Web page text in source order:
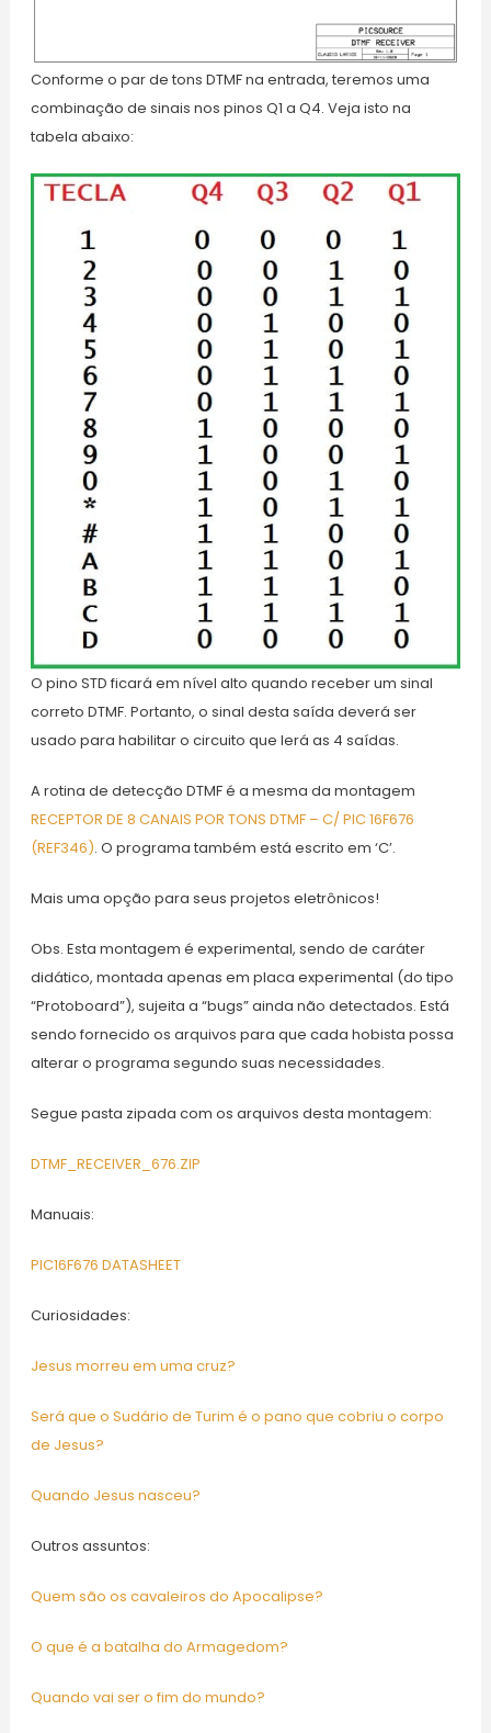
Conforme o par de tons DTMF na entrada, teremos uma
combinação de sinais nos pinos Q1 a Q4. Veja isto na
tabela abaixo:
O pino STD ficará em nível alto quando receber um sinal
correto DTMF. Portanto, o sinal desta saída deverá ser
usado para habilitar o circuito que lerá as 4 saídas.
A rotina de detecção DTMF é a mesma da montagem
RECEPTOR DE 8 CANAIS POR TONS DTMF – C/ PIC 16F676
(REF346). O programa também está escrito em ‘C’.
Mais uma opção para seus projetos eletrônicos!
Obs. Esta montagem é experimental, sendo de caráter
didático, montada apenas em placa experimental (do tipo
“Protoboard”), sujeita a “bugs” ainda não detectados. Está
sendo fornecido os arquivos para que cada hobista possa
alterar o programa segundo suas necessidades.
Segue pasta zipada com os arquivos desta montagem:
DTMF_RECEIVER_676.ZIP
Manuais:
PIC16F676 DATASHEET
Curiosidades:
Jesus morreu em uma cruz?
Será que o Sudário de Turim é o pano que cobriu o corpo
de Jesus?
Quando Jesus nasceu?
Outros assuntos:
Quem são os cavaleiros do Apocalipse?
O que é a batalha do Armagedom?
Quando vai ser o fim do mundo?